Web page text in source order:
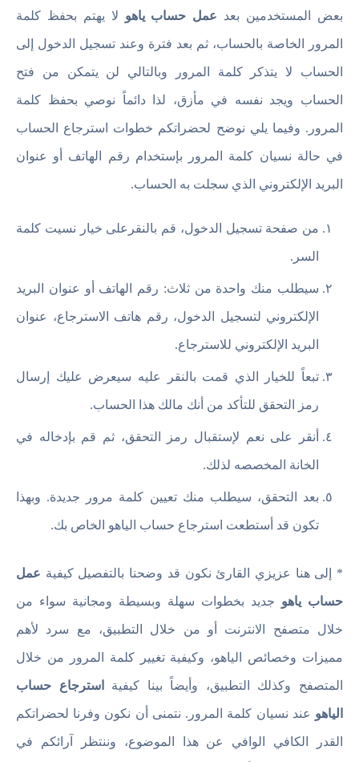
بعض المستخدمين بعد عمل حساب ياهو لا يهتم بحفظ كلمة
المرور الخاصة بالحساب، ثم بعد فترة وعند تسجيل الدخول إلى
الحساب لا يتذكر كلمة المرور وبالتالي لن يتمكن من فتح
الحساب ويجد نفسه في مأزق، لذا دائماً نوصي بحفظ كلمة
المرور. وفيما يلي نوضح لحضراتكم خطوات استرجاع الحساب
في حالة نسيان كلمة المرور بإستخدام رقم الهاتف أو عنوان
البريد الإلكتروني الذي سجلت به الحساب.
من صفحة تسجيل الدخول، قم بالنقرعلى خيار نسيت كلمة
السر.
سيطلب منك واحدة من ثلاث: رقم الهاتف أو عنوان البريد
الإلكتروني لتسجيل الدخول، رقم هاتف الاسترجاع، عنوان
البريد الإلكتروني للاسترجاع.
تبعاً للخيار الذي قمت بالنقر عليه سيعرض عليك إرسال
رمز التحقق للتأكد من أنك مالك هذا الحساب.
أنقر على نعم لإستقبال رمز التحقق، ثم قم بإدخاله في
الخانة المخصصه لذلك.
بعد التحقق، سيطلب منك تعيين كلمة مرور جديدة. وبهذا
تكون قد أستطعت استرجاع حساب الياهو الخاص بك.
* إلى هنا عزيزي القارئ نكون قد وضحنا بالتفصيل كيفية عمل
حساب ياهو جديد بخطوات سهلة وبسيطة ومجانية سواء من
خلال متصفح الانترنت أو من خلال التطبيق، مع سرد لأهم
مميزات وخصائص الياهو، وكيفية تغيير كلمة المرور من خلال
المتصفح وكذلك التطبيق، وأيضاً بينا كيفية استرجاع حساب
الياهو عند نسيان كلمة المرور. نتمنى أن نكون وفرنا لحضراتكم
القدر الكافي الوافي عن هذا الموضوع، وننتظر آرائكم في